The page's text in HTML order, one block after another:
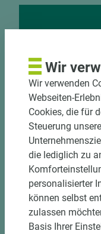
und
Hohe und
Verpackung
Wir
Wir verwenden
Webseiten-
Cookies, die für
Steuerung
die lediglich zu
personalisierter
können selbst
zulassen
Basis Ihrer